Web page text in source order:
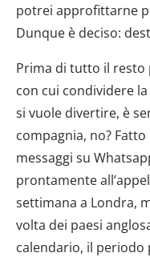
potrei approfittarne
Dunque è deciso:
Prima di tutto il resto
con cui condividere
si vuole divertire, è
compagnia, no?
messaggi su
prontamente
settimana a Londra,
volta dei paesi
calendario, il periodo